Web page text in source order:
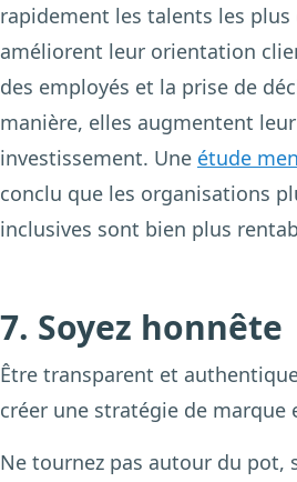
rapidement les talents les
améliorent leur orientation
des employés et la prise de
manière, elles augmentent
investissement. Une étude
conclu que les organisations
inclusives sont bien plus
7. Soyez honnête
Être transparent et
créer une stratégie de marque
Ne tournez pas autour du pot,